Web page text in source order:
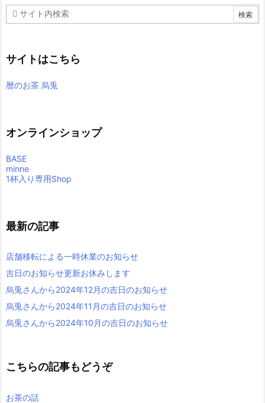
サイトはこちら
暦のお茶 烏兎
オンラインショップ
BASE
minne
1杯入り専用Shop
最新の記事
店舗移転による一時休業のお知らせ
吉日のお知らせ更新お休みします
烏兎さんから2024年12月の吉日のお知らせ
烏兎さんから2024年11月の吉日のお知らせ
烏兎さんから2024年10月の吉日のお知らせ
こちらの記事もどうぞ
お茶の話